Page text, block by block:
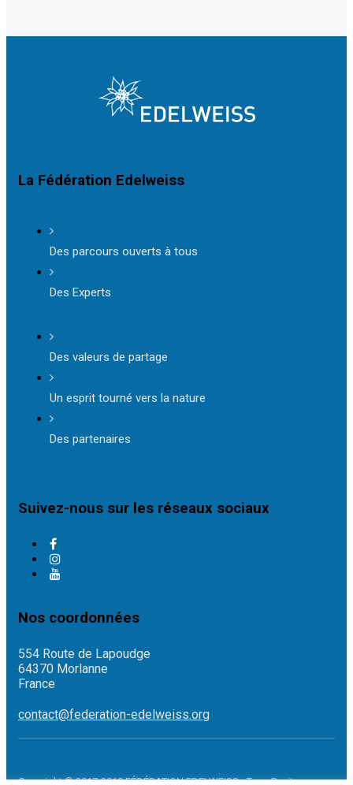
La Fédération Edelweiss
Des parcours ouverts à tous
Des Experts
Des valeurs de partage
Un esprit tourné vers la nature
Des partenaires
Suivez-nous sur les réseaux sociaux
Nos coordonnées
554 Route de Lapoudge
64370 Morlanne
France
contact@federation-edelweiss.org
Copyright © 2017-2018 FÉDÉRATION EDELWEISS - Tous Droits